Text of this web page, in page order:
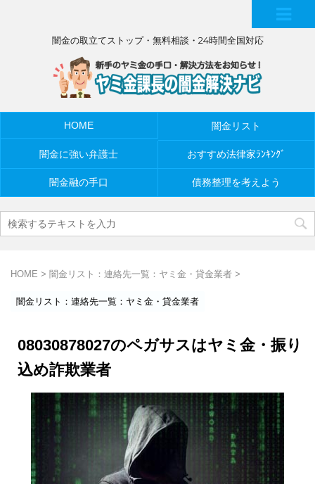
闇金の取立てストップ・無料相談・24時間全国対応
HOME 闇金リスト
闇金に強い弁護士 おすすめ法律家ﾗﾝｷﾝｸﾞ
闇金融の手口 債務整理を考えよう
HOME > 闇金リスト：連絡先一覧：ヤミ金・貸金業者 >
闇金リスト：連絡先一覧：ヤミ金・貸金業者
08030878027のペガサスはヤミ金・振り
込め詐欺業者